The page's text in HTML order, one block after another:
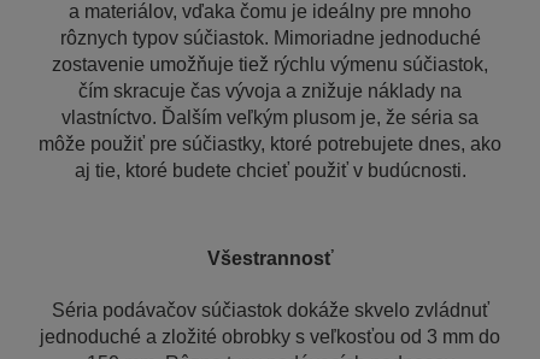
a materiálov, vďaka čomu je ideálny pre mnoho
rôznych typov súčiastok. Mimoriadne jednoduché
zostavenie umožňuje tiež rýchlu výmenu súčiastok,
čím skracuje čas vývoja a znižuje náklady na
vlastníctvo. Ďalším veľkým plusom je, že séria sa
môže použiť pre súčiastky, ktoré potrebujete dnes, ako
aj tie, ktoré budete chcieť použiť v budúcnosti.
Všestrannosť
Séria podávačov súčiastok dokáže skvelo zvládnuť
jednoduché a zložité obrobky s veľkosťou od 3 mm do